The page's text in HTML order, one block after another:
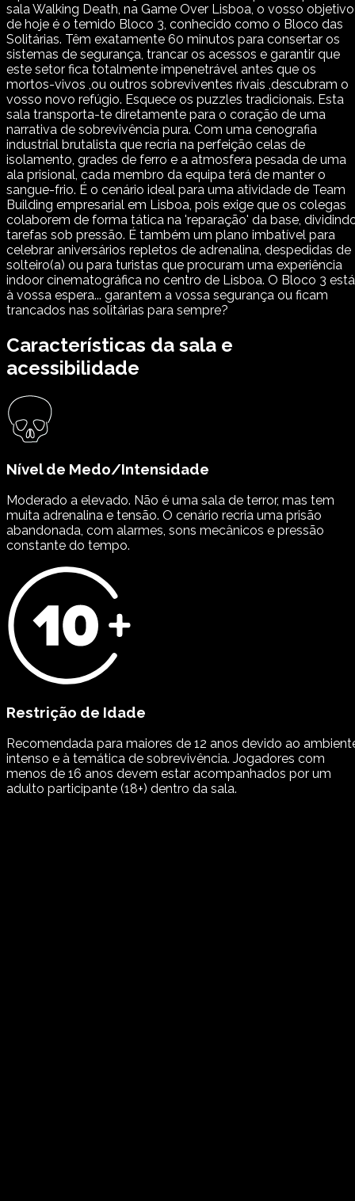
sala Walking Death, na Game Over Lisboa, o vosso objetivo
de hoje é o temido Bloco 3, conhecido como o Bloco das
Solitárias. Têm exatamente 60 minutos para consertar os
sistemas de segurança, trancar os acessos e garantir que
este setor fica totalmente impenetrável antes que os
mortos-vivos ,ou outros sobreviventes rivais ,descubram o
vosso novo refúgio. Esquece os puzzles tradicionais. Esta
sala transporta-te diretamente para o coração de uma
narrativa de sobrevivência pura. Com uma cenografia
industrial brutalista que recria na perfeição celas de
isolamento, grades de ferro e a atmosfera pesada de uma
ala prisional, cada membro da equipa terá de manter o
sangue-frio. É o cenário ideal para uma atividade de Team
Building empresarial em Lisboa, pois exige que os colegas
colaborem de forma tática na 'reparação' da base,
tarefas sob pressão. É também um plano imbatível para
celebrar aniversários repletos de adrenalina, despedidas de
solteiro(a) ou para turistas que procuram uma experiência
indoor cinematográfica no centro de Lisboa. O Bloco 3 está
à vossa espera... garantem a vossa segurança ou ficam
trancados nas solitárias para sempre?
Características da sala e
acessibilidade
Nível de Medo/Intensidade
Moderado a elevado. Não é uma sala de terror, mas tem
muita adrenalina e tensão. O cenário recria uma prisão
abandonada, com alarmes, sons mecânicos e pressão
constante do tempo.
Restrição de Idade
Recomendada para maiores de 12 anos devido ao
intenso e à temática de sobrevivência. Jogadores com
menos de 16 anos devem estar acompanhados por um
adulto participante (18+) dentro da sala.